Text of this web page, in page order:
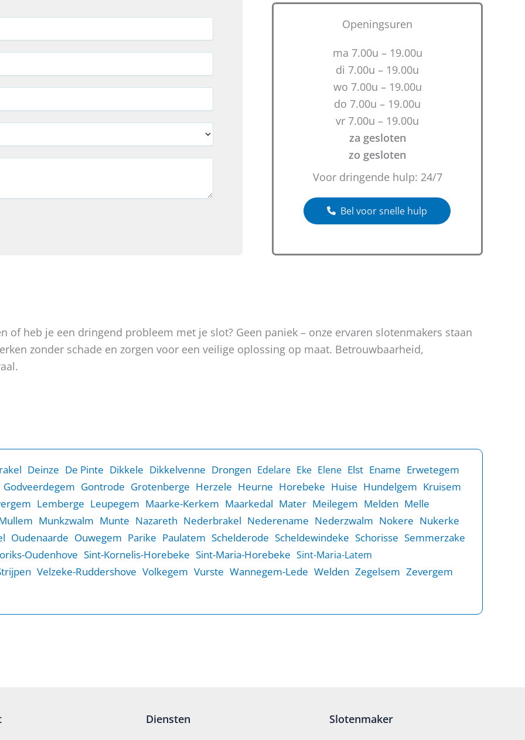
Openingsuren
ma 7.00u – 19.00u
di 7.00u – 19.00u
wo 7.00u – 19.00u
do 7.00u – 19.00u
vr 7.00u – 19.00u
za gesloten
zo gesloten
Voor dringende hulp: 24/7
Bel voor snelle hulp
of heb je een dringend probleem met je slot? Geen paniek – onze ervaren slotenmakers staan
zonder schade en zorgen voor een veilige oplossing op maat. Betrouwbaarheid,
Deinze De Pinte Dikkele Dikkelvenne Drongen Edelare Eke Elene Elst Ename Erwetegem
Godveerdegem Gontrode Grotenberge Herzele Heurne Horebeke Huise Hundelgem Kruisem
Lemberge Leupegem Maarke-Kerkem Maarkedal Mater Meilegem Melden Melle
Munkzwalm Munte Nazareth Nederbrakel Nederename Nederzwalm Nokere Nukerke
Oudenaarde Ouwegem Parike Paulatem Schelderode Scheldewindeke Schorisse Semmerzake
Oudenhove Sint-Kornelis-Horebeke Sint-Maria-Horebeke Sint-Maria-Latem
Velzeke-Ruddershove Volkegem Vurste Wannegem-Lede Welden Zegelsem Zevergem
Diensten Slotenmaker